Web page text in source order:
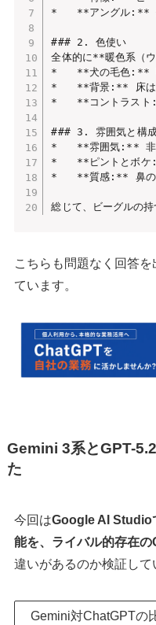
*   **アングル:** 俯瞰
### 2. 色使い
全体的に**暖色系（
*   **犬の毛色:** 明
*   **背景:** 床はダ
*   **コントラスト:**
### 3. 雰囲気と構
*   **雰囲気:** 非常
*   **ピントとボケ:**
*   **質感:** 鼻の湿
こちらも問題なく回答
ています。
Gemini 3系とGPT-
た
今回はGoogle AI Studio
能を、ライバル的存在の
違いがあるのか検証して
Gemini対ChatGPTの